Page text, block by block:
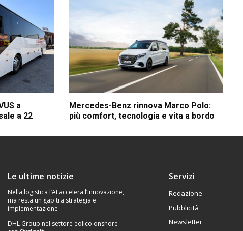
a
a 22
Mercedes-Benz rinnova Marco Polo:
più comfort, tecnologia e vita a bordo
Le ultime notizie
Nella logistica l’AI accelera l’innovazione,
ma resta un gap tra strategia e
implementazione
DHL Group nel settore eolico onshore
Servizi
Redazione
Pubblicità
Newsletter